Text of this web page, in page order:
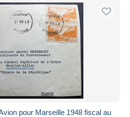
pour Marseille 1948 fiscal au